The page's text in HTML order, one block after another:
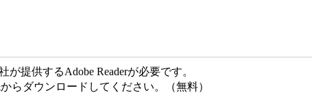
提供するAdobe Readerが必要です。
らダウンロードしてください。（無料）